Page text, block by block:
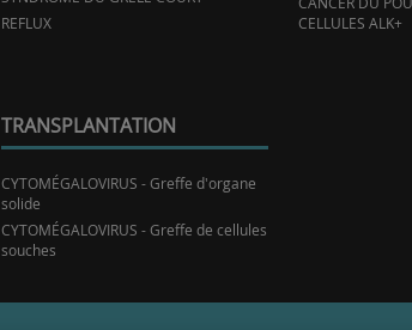
REFLUX
CELLULES ALK+
TRANSPLANTATION
CYTOMÉGALOVIRUS - Greffe d'organe
solide
CYTOMÉGALOVIRUS - Greffe de cellules
souches